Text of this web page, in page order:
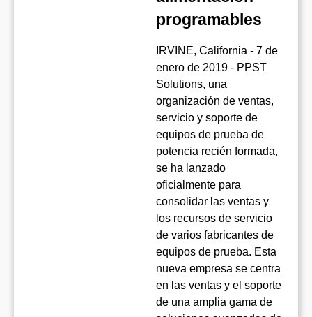
programables
IRVINE, California - 7 de
enero de 2019 - PPST
Solutions, una
organización de ventas,
servicio y soporte de
equipos de prueba de
potencia recién formada,
se ha lanzado
oficialmente para
consolidar las ventas y
los recursos de servicio
de varios fabricantes de
equipos de prueba. Esta
nueva empresa se centra
en las ventas y el soporte
de una amplia gama de